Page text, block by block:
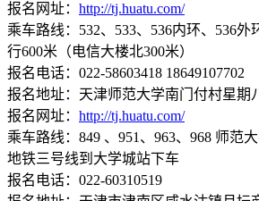
报名网址： http://tj.huatu.com/
乘车路线：532、533、536内环、536
行600米（电信大楼北300米）
报名电话：022-58603418 18649107702
报名地址：天津师范大学南门付村星期
报名网址： http://tj.huatu.com/
乘车路线：849 、951、963、968 师范
地铁三号线到大学城站下车
报名电话：022-60310519